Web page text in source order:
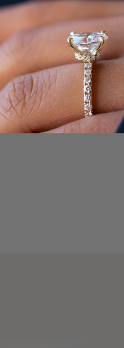
Wollen Sie
würde und